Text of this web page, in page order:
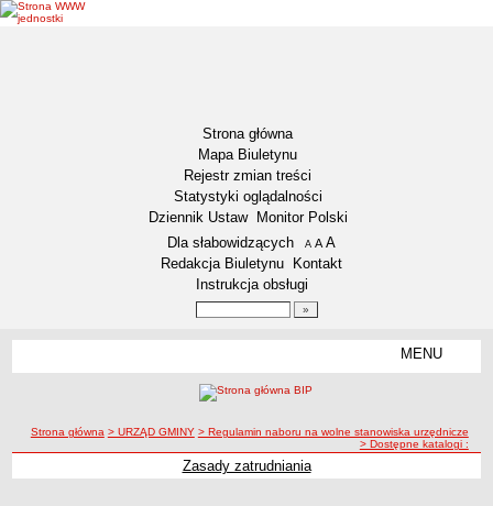
Strona główna
Mapa Biuletynu
Rejestr zmian treści
Statystyki oglądalności
Dziennik Ustaw
Monitor Polski
Menu dodatkowe
Dla słabowidzących A pomniejsz czcionkę
A standardowy rozmiar czcionki
A
Redakcja Biuletynu
Kontakt
Instrukcja obsługi
MENU
Status gminy
Lokalizacja
ścieżka nawigacji
Strona główna > URZĄD GMINY > Regulamin naboru na wolne stanowiska urzędnicze
> Dostępne katalogi :
Zasady zatrudniania